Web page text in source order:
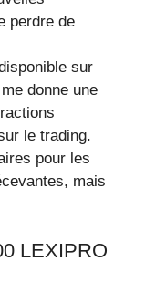
perdre de
sur
donne une
le trading.
pour les
mais
LEXIPRO